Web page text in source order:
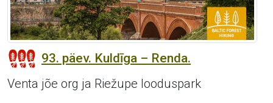
93. päev. Kuldīga – Renda.
Venta jõe org ja Riežupe looduspark